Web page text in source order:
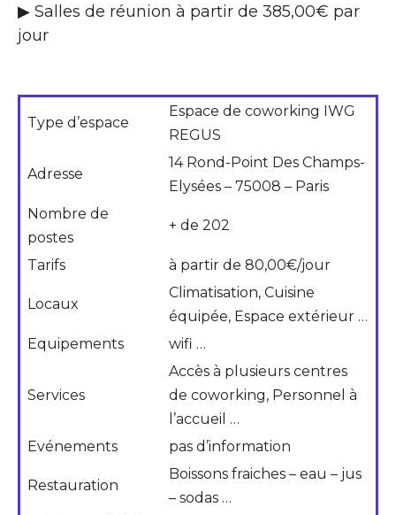
▶ Salles de réunion à partir de 385,00€ par
jour
Type d’espace
Espace de coworking IWG
REGUS
Adresse
14 Rond-Point Des Champs-
Elysées – 75008 – Paris
Nombre de
postes
+ de 202
Tarifs à partir de 80,00€/jour
Locaux
Climatisation, Cuisine
équipée, Espace extérieur …
Equipements
wifi …
Services
Accès à plusieurs centres
de coworking, Personnel à
l’accueil …
Evénements
pas d’information
Restauration
Boissons fraiches – eau – jus
– sodas …